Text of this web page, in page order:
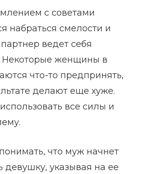
с советами
набраться смелости и
ведет себя
Некоторые женщины в
что-то предпринять,
делают еще хуже.
все силы и
что муж начнет
девушку, указывая на ее